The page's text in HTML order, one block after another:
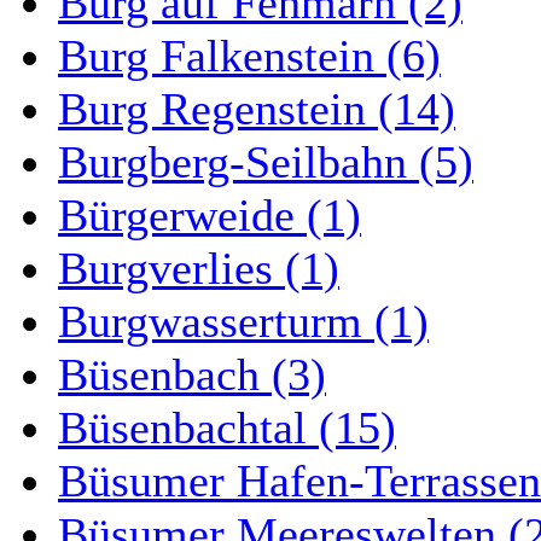
Burg Falkenstein (6)
Burg Regenstein (14)
Burgberg-Seilbahn (5)
Bürgerweide (1)
Burgverlies (1)
Burgwasserturm (1)
Büsenbach (3)
Büsenbachtal (15)
Büsumer Hafen-